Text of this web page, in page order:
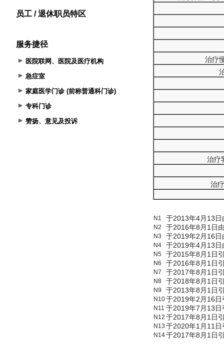
员工 / 退休职员特区
服务捷径
医院联网、医院及医疗机构
急症室
家庭医学门诊 (前称普通科门诊)
专科门诊
赞扬、意见及投诉